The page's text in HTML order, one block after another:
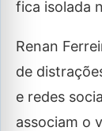
fica isolada
Renan
de
e redes
associam o